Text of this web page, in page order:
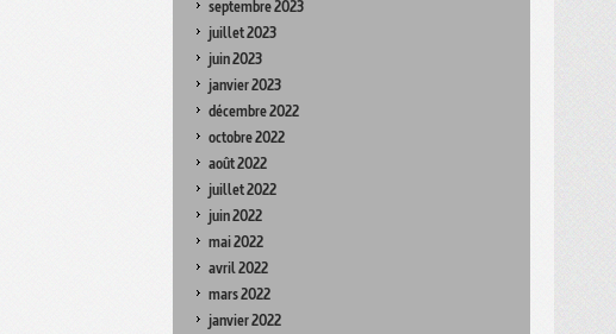
septembre 2023
juillet 2023
juin 2023
janvier 2023
décembre 2022
octobre 2022
août 2022
juillet 2022
juin 2022
mai 2022
avril 2022
mars 2022
janvier 2022